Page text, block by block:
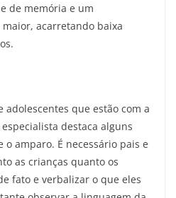
de memória e um
acarretando baixa
adolescentes que estão com a
destaca alguns
o amparo. É necessário pais e
as crianças quanto os
fato e verbalizar o que eles